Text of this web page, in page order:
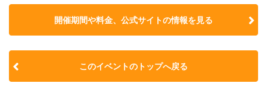
開催期間や料金、公式サイトの情報を見る
このイベントのトップへ戻る